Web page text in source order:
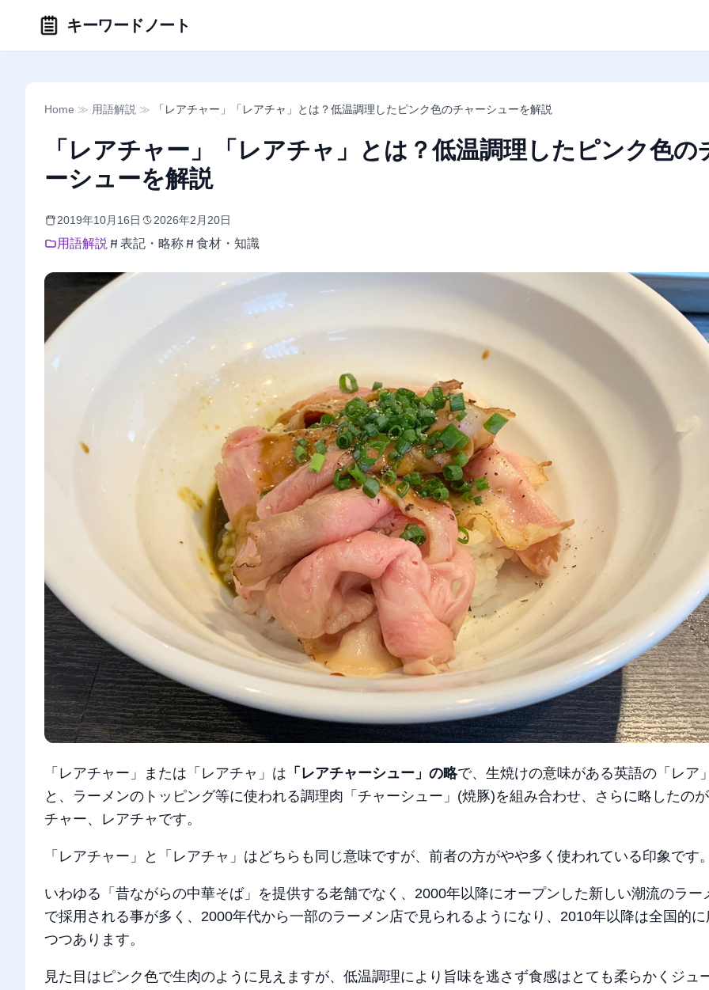
キーワードノート
Home ≫ 用語解説 ≫ 「レアチャー」「レアチャ」とは？低温調理したピンク色のチャーシューを解説
「レアチャー」「レアチャ」とは？低温調理したピンク色の
ーシューを解説
2019年10月16日 2026年2月20日
用語解説 表記・略称 食材・知識
「レアチャー」または「レアチャ」は 「レアチャーシュー」の略で、生焼けの意味がある英語の「レア
と、ラーメンのトッピング等に使われる調理肉「チャーシュー」(焼豚)を組み合わせ、さらに略したの
チャー、レアチャです。
「レアチャー」と「レアチャ」はどちらも同じ意味ですが、前者の方がやや多く使われている印象です
いわゆる「昔ながらの中華そば」を提供する老舗でなく、2000年以降にオープンした新しい潮流のラー
で採用される事が多く、2000年代から一部のラーメン店で見られるようになり、2010年以降は全国的
つつあります。
見た目はピンク色で生肉のように見えますが、低温調理により旨味を逃さず食感はとても柔らかくジュ